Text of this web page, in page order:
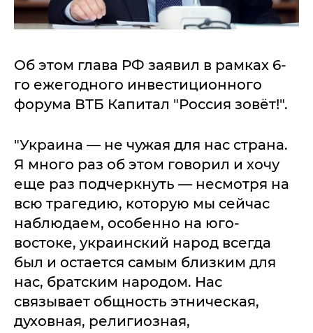
Об этом глава РФ заявил в рамках 6-
го ежегодного инвестиционного
форума ВТБ Капитал "Россия зовёт!".
"Украина — не чужая для нас страна.
Я много раз об этом говорил и хочу
еще раз подчеркнуть — несмотря на
всю трагедию, которую мы сейчас
наблюдаем, особенно на юго-
востоке, украинский народ всегда
был и остается самым близким для
нас, братским народом. Нас
связывает общность этническая,
духовная, религиозная,